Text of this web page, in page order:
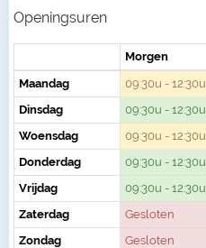
Openingsuren
Morgen
Maandag
09:30u - 12:30u
Dinsdag
09:30u - 12:30u
Woensdag
09:30u - 12:30u
Donderdag
09:30u - 12:30u
Vrijdag
09:30u - 12:30u
Zaterdag
Gesloten
Zondag
Gesloten